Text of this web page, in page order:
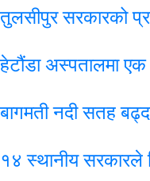
तुलसीपुर सरकारको
हेटौंडा अस्पतालमा
बागमती नदी सतह
१४ स्थानीय सरकारले